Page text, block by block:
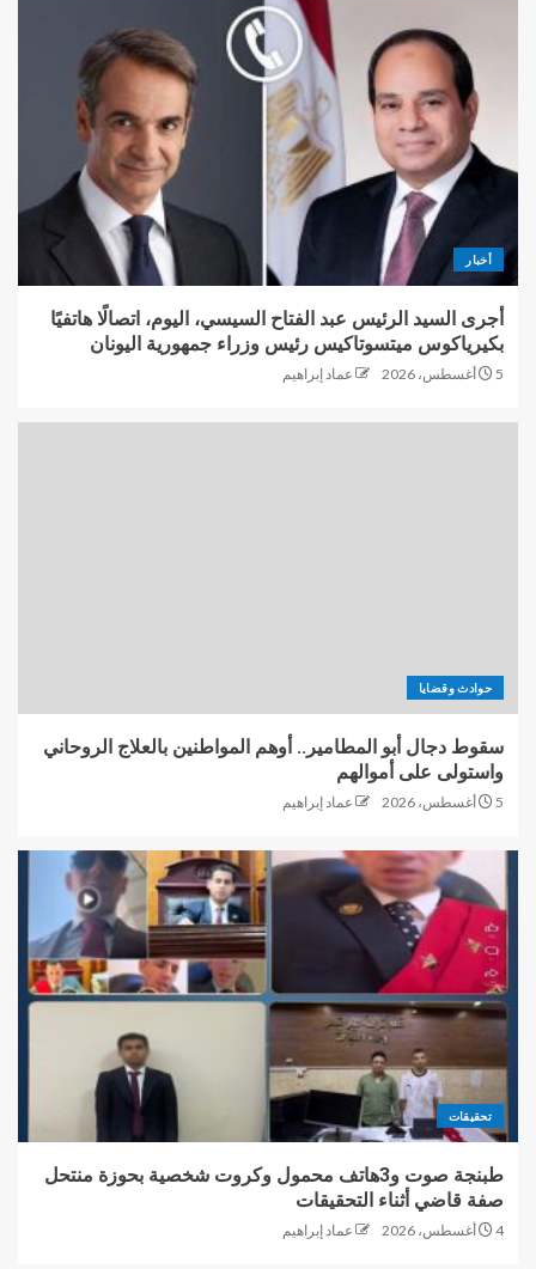
أخبار
أجرى السيد الرئيس عبد الفتاح السيسي، اليوم، اتصالًا هاتفيًا
بكيرياكوس ميتسوتاكيس رئيس وزراء جمهورية اليونان
5 أغسطس، 2026 عماد إبراهيم
حوادث وقضايا
سقوط دجال أبو المطامير.. أوهم المواطنين بالعلاج الروحاني
واستولى على أموالهم
5 أغسطس، 2026 عماد إبراهيم
تحقيقات
طبنجة صوت و3هاتف محمول وكروت شخصية بحوزة منتحل
صفة قاضي أثناء التحقيقات
4 أغسطس، 2026 عماد إبراهيم